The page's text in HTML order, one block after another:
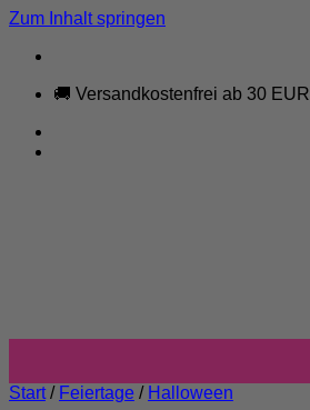
Zum Inhalt springen
🚚 Versandkostenfrei ab 30 EUR
Start / Feiertage / Halloween